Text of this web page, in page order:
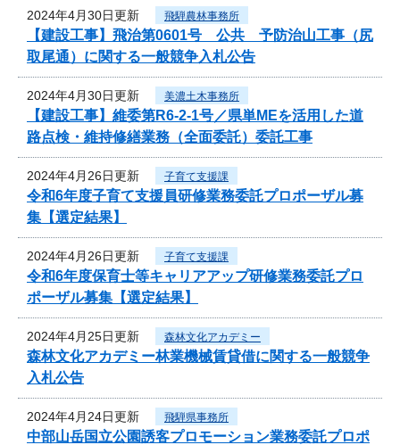
2024年4月30日更新 飛騨農林事務所
【建設工事】飛治第0601号 公共 予防治山工事（尻
取尾通）に関する一般競争入札公告
2024年4月30日更新 美濃土木事務所
【建設工事】維委第R6-2-1号／県単MEを活用した道
路点検・維持修繕業務（全面委託）委託工事
2024年4月26日更新 子育て支援課
令和6年度子育て支援員研修業務委託プロポーザル募
集【選定結果】
2024年4月26日更新 子育て支援課
令和6年度保育士等キャリアアップ研修業務委託プロ
ポーザル募集【選定結果】
2024年4月25日更新 森林文化アカデミー
森林文化アカデミー林業機械賃貸借に関する一般競争
入札公告
2024年4月24日更新 飛騨県事務所
中部山岳国立公園誘客プロモーション業務委託プロポ